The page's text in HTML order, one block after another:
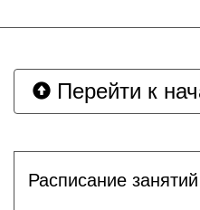
Перейти к
Расписание занятий